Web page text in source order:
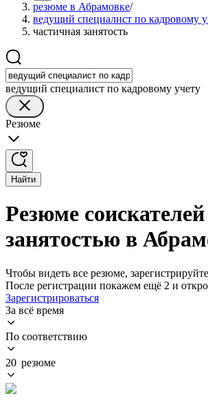
резюме в Абрамовке/
ведущий специалист по кадровому
частичная занятость
ведущий специалист по кадровому учету
Резюме
Найти
Резюме
занятостью в
Чтобы видеть все резюме,
После регистрации покажем ещё 2 и
Зарегистрироваться
За всё время
По соответствию
20 резюме